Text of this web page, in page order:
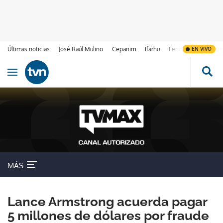
Últimas noticias José Raúl Mulino Cepanim Ifarhu Fenómeno de El
EN VIVO
Ir al contenido
Obrir navegació
MÁS
Lance Armstrong acuerda pagar
5 millones de dólares por fraude